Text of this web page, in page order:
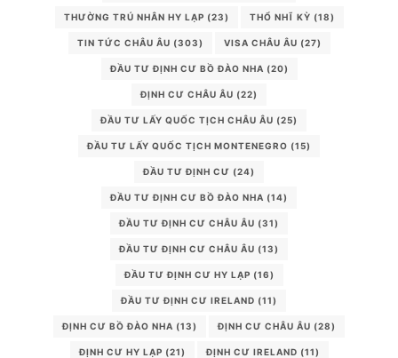
THƯỜNG TRÚ NHÂN HY LẠP (23) THỔ NHĨ KỲ (18)
TIN TỨC CHÂU ÂU (303) VISA CHÂU ÂU (27)
ĐẦU TƯ ĐỊNH CƯ BỒ ĐÀO NHA (20)
ĐỊNH CƯ CHÂU ÂU (22)
ĐẦU TƯ LẤY QUỐC TỊCH CHÂU ÂU (25)
ĐẦU TƯ LẤY QUỐC TỊCH MONTENEGRO (15)
ĐẦU TƯ ĐỊNH CƯ (24)
ĐẦU TƯ ĐỊNH CƯ BỒ ĐÀO NHA (14)
ĐẦU TƯ ĐỊNH CƯ CHÂU ÂU (31)
ĐẦU TƯ ĐỊNH CƯ CHÂU ÂU (13)
ĐẦU TƯ ĐỊNH CƯ HY LẠP (16)
ĐẦU TƯ ĐỊNH CƯ IRELAND (11)
ĐỊNH CƯ BỒ ĐÀO NHA (13) ĐỊNH CƯ CHÂU ÂU (28)
ĐỊNH CƯ HY LẠP (21) ĐỊNH CƯ IRELAND (11)